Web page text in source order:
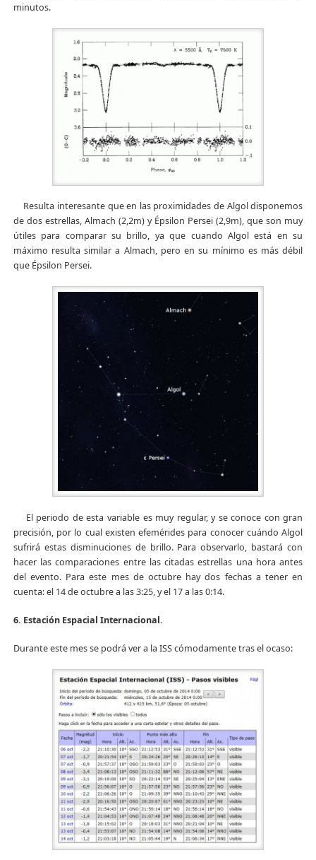
minutos.
Resulta interesante que en las proximidades de Algol disponemos
de dos estrellas, Almach (2,2m) y Épsilon Persei (2,9m), que son muy
útiles para comparar su brillo, ya que cuando Algol está en su
máximo resulta similar a Almach, pero en su mínimo es más débil
que Épsilon Persei.
El periodo de esta variable es muy regular, y se conoce con gran
precisión, por lo cual existen efemérides para conocer cuándo Algol
sufrirá estas disminuciones de brillo. Para observarlo, bastará con
hacer las comparaciones entre las citadas estrellas una hora antes
del evento. Para este mes de octubre hay dos fechas a tener en
cuenta: el 14 de octubre a las 3:25, y el 17 a las 0:14.
6. Estación Espacial Internacional.
Durante este mes se podrá ver a la ISS cómodamente tras el ocaso: